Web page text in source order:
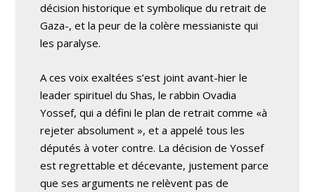
décision historique et symbolique du retrait de
Gaza-, et la peur de la colère messianiste qui
les paralyse.
A ces voix exaltées s’est joint avant-hier le
leader spirituel du Shas, le rabbin Ovadia
Yossef, qui a défini le plan de retrait comme «à
rejeter absolument », et a appelé tous les
députés à voter contre. La décision de Yossef
est regrettable et décevante, justement parce
que ses arguments ne relèvent pas de